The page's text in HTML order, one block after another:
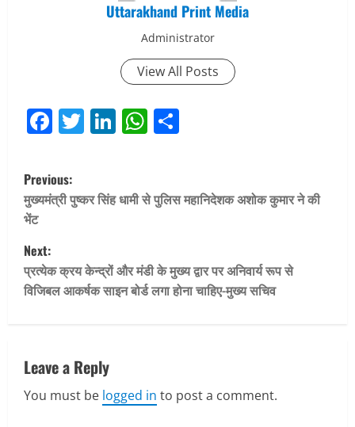
Uttarakhand Print Media
Administrator
View All Posts
Facebook
Twitter
LinkedIn
WhatsApp
P
o
s
t
n
v
i
Previous:
मुख्यमंत्री पुष्कर सिंह धामी से पुलिस महानिदेशक अशोक कुमार ने की
भेंट
Next:
प्रत्येक क्रय केन्द्रों और मंडी के मुख्य द्वार पर अनिवार्य रूप से
विजिबल आकर्षक साइन बोर्ड लगा होना चाहिए-मुख्य सचिव
Leave a Reply
You must be logged in to post a comment.